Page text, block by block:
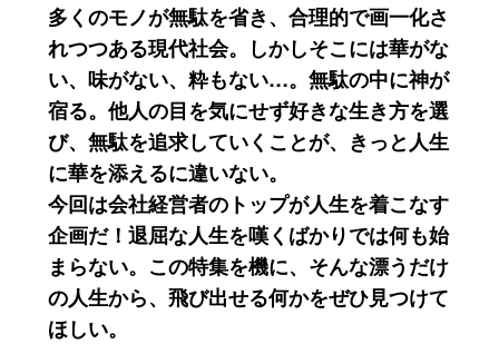
多くのモノが無駄を省き、合理的で画一化さ
れつつある現代社会。しかしそこには華がな
い、味がない、粋もない…。無駄の中に神が
宿る。他人の目を気にせず好きな生き方を選
び、無駄を追求していくことが、きっと人生
に華を添えるに違いない。
今回は会社経営者のトップが人生を着こなす
企画だ！退屈な人生を嘆くばかりでは何も始
まらない。この特集を機に、そんな漂うだけ
の人生から、飛び出せる何かをぜひ見つけて
ほしい。